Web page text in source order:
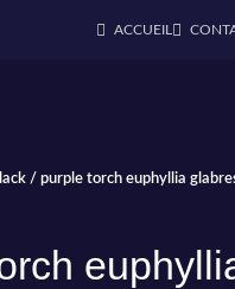
ACCUEIL
/ purple torch euphyllia